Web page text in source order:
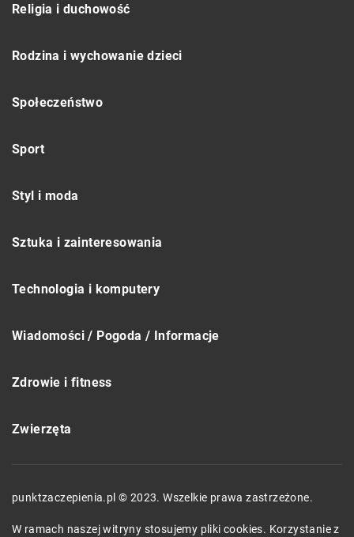
Religia i duchowość
Rodzina i wychowanie dzieci
Społeczeństwo
Sport
Styl i moda
Sztuka i zainteresowania
Technologia i komputery
Wiadomości / Pogoda / Informacje
Zdrowie i fitness
Zwierzęta
punktzaczepienia.pl © 2023. Wszelkie prawa zastrzeżone.
W ramach naszej witryny stosujemy pliki cookies. Korzystanie z